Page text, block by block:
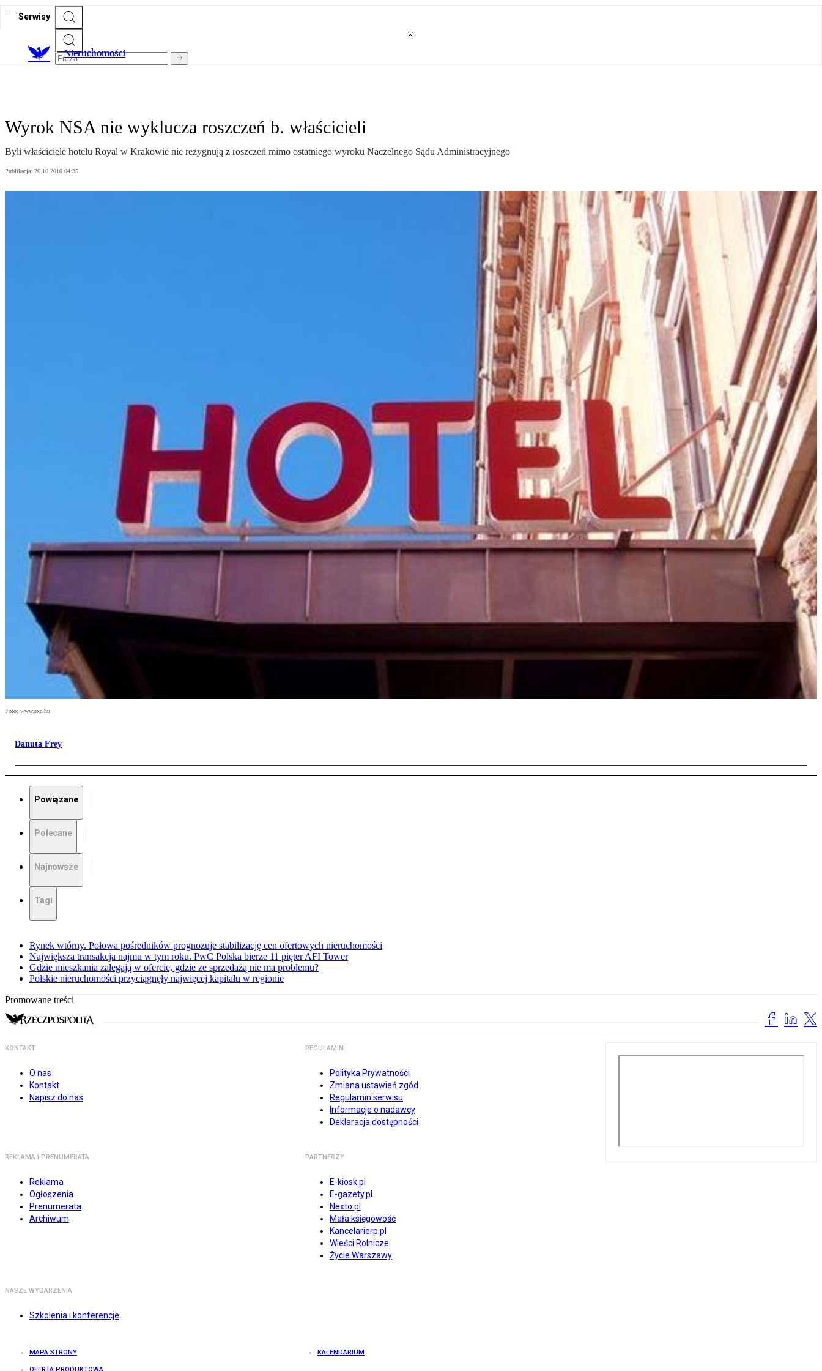
Serwisy
Nieruchomości
Wyrok NSA nie wyklucza roszczeń b. właścicieli
Byli właściciele hotelu Royal w Krakowie nie rezygnują z roszczeń mimo ostatniego wyroku Naczelnego Sądu Administracyjnego
Publikacja: 26.10.2010 04:35
Foto: www.sxc.hu
Danuta Frey
Powiązane
Polecane
Najnowsze
Tagi
Rynek wtórny. Połowa pośredników prognozuje stabilizację cen ofertowych nieruchomości
Największa transakcja najmu w tym roku. PwC Polska bierze 11 pięter AFI Tower
Gdzie mieszkania zalegają w ofercie, gdzie ze sprzedażą nie ma problemu?
Polskie nieruchomości przyciągnęły najwięcej kapitału w regionie
Promowane treści
KONTAKT
O nas
Kontakt
Napisz do nas
REGULAMIN
Polityka Prywatności
Zmiana ustawień zgód
Regulamin serwisu
Informacje o nadawcy
Deklaracja dostępności
REKLAMA I PRENUMERATA
Reklama
Ogłoszenia
Prenumerata
Archiwum
PARTNERZY
E-kiosk.pl
E-gazety.pl
Nexto.pl
Mała księgowość
Kancelarierp.pl
Wieści Rolnicze
Życie Warszawy
NASZE WYDARZENIA
Szkolenia i konferencje
MAPA STRONY KALENDARIUM